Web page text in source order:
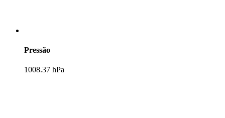
Pressão
1008.37 hPa